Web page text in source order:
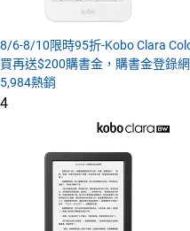
8/6-8/10限時95折-Kobo Clara
買再送$200購書金，購書金登錄
5,984熱銷
4